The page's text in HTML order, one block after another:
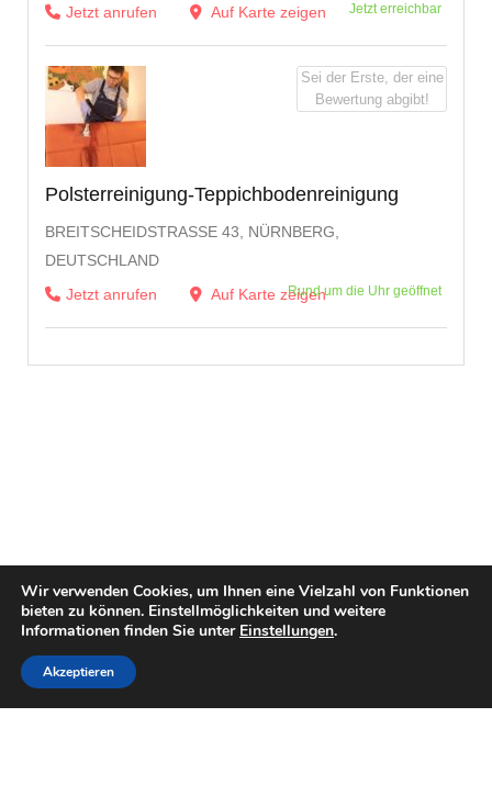
Jetzt anrufen
Auf Karte zeigen Jetzt erreichbar
Polsterreinigung-Teppichbodenreinigung
BREITSCHEIDSTRASSE 43, NÜRNBERG, D
EUTSCHLAND
Jetzt anrufen
Auf Karte zeigenRund um die Uhr geöffnet
Sei der Erste, der eine
Bewertung abgibt!
Wir verwenden Cookies, um Ihnen eine Vielzahl von Funktionen
bieten zu können. Einstellmöglichkeiten und weitere
Informationen finden Sie unter Einstellungen.
Akzeptieren